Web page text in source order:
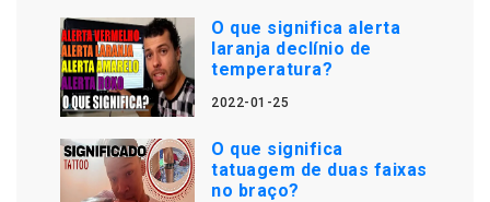
O que significa alerta
laranja declínio de
temperatura?
2022-01-25
O que significa
tatuagem de duas faixas
no braço?